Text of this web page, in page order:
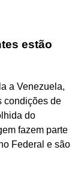
estão
a Venezuela,
condições de
do
fazem parte
Federal e são